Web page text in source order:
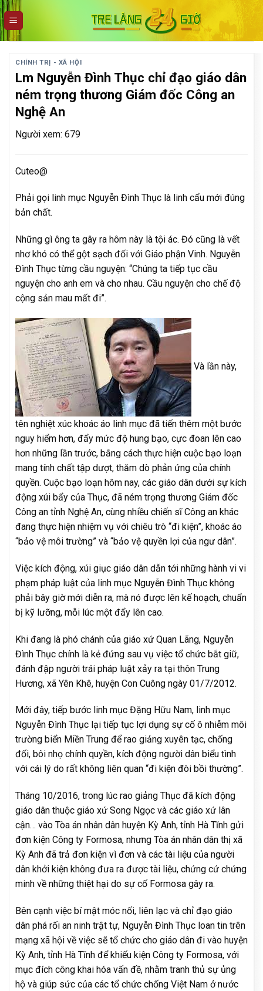
Skip
to
content
CHÍNH TRỊ - XÃ HỘI
Lm Nguyễn Đình Thục chỉ đạo giáo dân
ném trọng thương Giám đốc Công an
Nghệ An
Người xem: 679
Cuteo@
Phải gọi linh mục Nguyễn Đình Thục là linh cẩu mới đúng
bản chất.
Những gì ông ta gây ra hôm này là tội ác. Đó cũng là vết
nhơ khó có thể gột sạch đối với Giáo phận Vinh. Nguyễn
Đình Thục từng cầu nguyện: “Chúng ta tiếp tục cầu
nguyện cho anh em và cho nhau. Cầu nguyện cho chế độ
cộng sản mau mất đi”.
Và lần này,
tên nghiệt xúc khoác áo linh mục đã tiến thêm một bước
nguy hiểm hơn, đẩy mức độ hung bạo, cực đoan lên cao
hơn những lần trước, bằng cách thực hiện cuộc bạo loạn
mang tính chất tập dượt, thăm dò phản ứng của chính
quyền. Cuộc bạo loạn hôm nay, các giáo dân dưới sự kích
động xúi bẩy của Thục, đã ném trọng thương Giám đốc
Công an tỉnh Nghệ An, cùng nhiều chiến sĩ Công an khác
đang thực hiện nhiệm vụ với chiêu trò “đi kiện”, khoác áo
“bảo vệ môi trường” và “bảo vệ quyền lợi của ngư dân”.
Việc kích động, xúi giục giáo dân dẫn tới những hành vi vi
phạm pháp luật của linh mục Nguyễn Đình Thục không
phải bây giờ mới diễn ra, mà nó được lên kế hoạch, chuẩn
bị kỹ lưỡng, mỗi lúc một đẩy lên cao.
Khi đang là phó chánh của giáo xứ Quan Lãng, Nguyễn
Đình Thục chính là kẻ đứng sau vụ việc tổ chức bắt giữ,
đánh đập người trái pháp luật xảy ra tại thôn Trung
Hương, xã Yên Khê, huyện Con Cuông ngày 01/7/2012.
Mới đây, tiếp bước linh mục Đặng Hữu Nam, linh mục
Nguyễn Đình Thục lại tiếp tục lợi dụng sự cố ô nhiễm môi
trường biển Miền Trung để rao giảng xuyên tạc, chống
đối, bôi nhọ chính quyền, kích động người dân biểu tình
với cái lý do rất không liên quan “đi kiện đòi bồi thường”.
Tháng 10/2016, trong lúc rao giảng Thục đã kích động
giáo dân thuộc giáo xứ Song Ngọc và các giáo xứ lân
cận… vào Tòa án nhân dân huyện Kỳ Anh, tỉnh Hà Tĩnh gửi
đơn kiện Công ty Formosa, nhưng Tòa án nhân dân thị xã
Kỳ Anh đã trả đơn kiện vì đơn và các tài liệu của người
dân khởi kiện không đưa ra được tài liệu, chứng cứ chứng
minh về những thiệt hại do sự cố Formosa gây ra.
Bên cạnh việc bí mật móc nối, liên lạc và chỉ đạo giáo
dân phá rối an ninh trật tự, Nguyễn Đình Thục loan tin trên
mạng xã hội về việc sẽ tổ chức cho giáo dân đi vào huyện
Kỳ Anh, tỉnh Hà Tĩnh để khiếu kiện Công ty Formosa, với
mục đích công khai hóa vấn đề, nhằm tranh thủ sự ủng
hộ và giúp sức của các tổ chức chống Việt Nam ở nước